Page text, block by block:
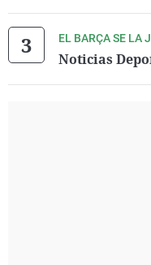
EL BARÇA SE LA
Noticias